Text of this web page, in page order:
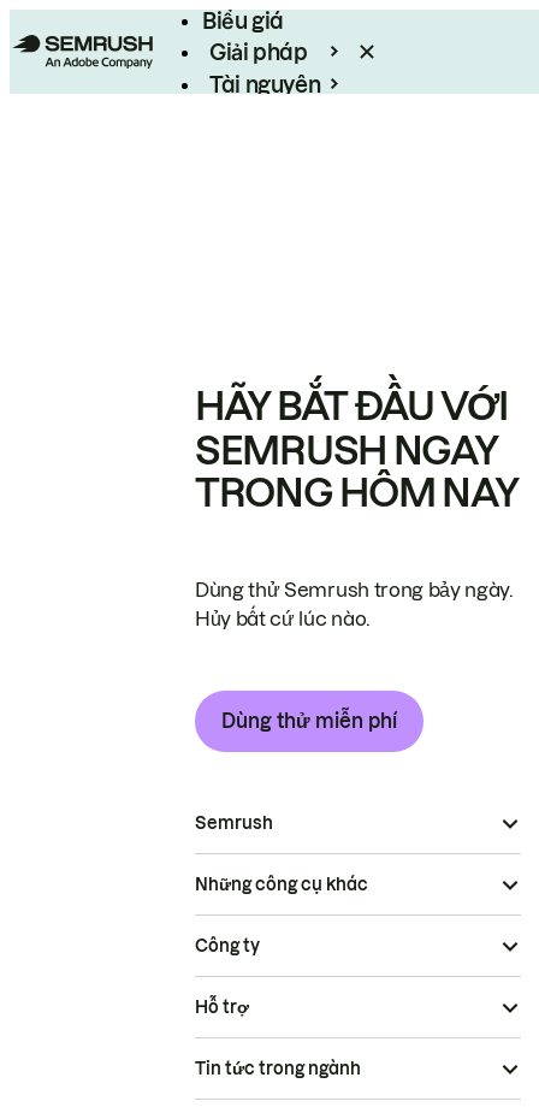
Biểu giá
Giải pháp
Tài nguyên
HÃY BẮT ĐẦU VỚI
SEMRUSH NGAY
TRONG HÔM NAY
Dùng thử Semrush trong bảy ngày.
Hủy bất cứ lúc nào.
Dùng thử miễn phí
Semrush
Những công cụ khác
Công ty
Hỗ trợ
Tin tức trong ngành